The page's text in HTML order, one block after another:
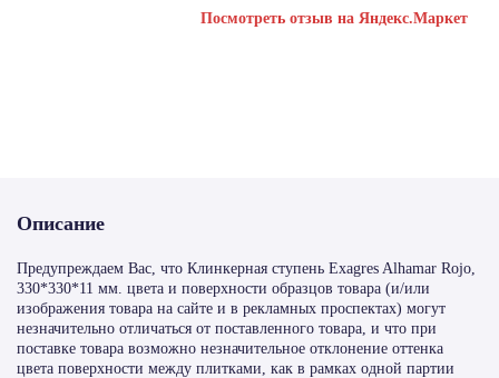
Посмотреть отзыв на Яндекс.Маркет
Описание
Предупреждаем Вас, что Клинкерная ступень Exagres Alhamar Rojo,
330*330*11 мм. цвета и поверхности образцов товара (и/или
изображения товара на сайте и в рекламных проспектах) могут
незначительно отличаться от поставленного товара, и что при
поставке товара возможно незначительное отклонение оттенка
цвета поверхности между плитками, как в рамках одной партии